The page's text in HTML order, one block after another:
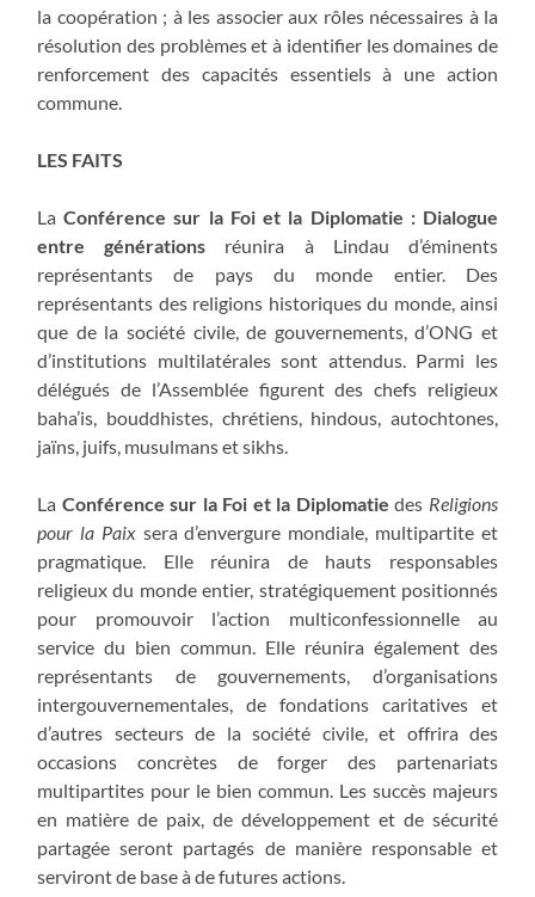
la coopération ; à les associer aux rôles nécessaires à la
résolution des problèmes et à identifier les domaines de
renforcement des capacités essentiels à une action
commune.
LES FAITS
LaConférence sur la Foi et la Diplomatie : Dialogue
entre générations réunira à Lindau d’éminents
représentants de pays du monde entier. Des
représentants des religions historiques du monde, ainsi
que de la société civile, de gouvernements, d’ONG et
d’institutions multilatérales sont attendus. Parmi les
délégués de l’Assemblée figurent des chefs religieux
baha’is, bouddhistes, chrétiens, hindous, autochtones,
jaïns, juifs, musulmans et sikhs.
La Conférence sur la Foi et la Diplomatie des Religions
pour la Paixsera d’envergure mondiale, multipartite et
pragmatique. Elle réunira de hauts responsables
religieux du monde entier, stratégiquement positionnés
pour promouvoir l’action multiconfessionnelle au
service du bien commun. Elle réunira également des
représentants de gouvernements, d’organisations
intergouvernementales, de fondations caritatives et
d’autres secteurs de la société civile, et offrira des
occasions concrètes de forger des partenariats
multipartites pour le bien commun. Les succès majeurs
en matière de paix, de développement et de sécurité
partagée seront partagés de manière responsable et
serviront de base à de futures actions.